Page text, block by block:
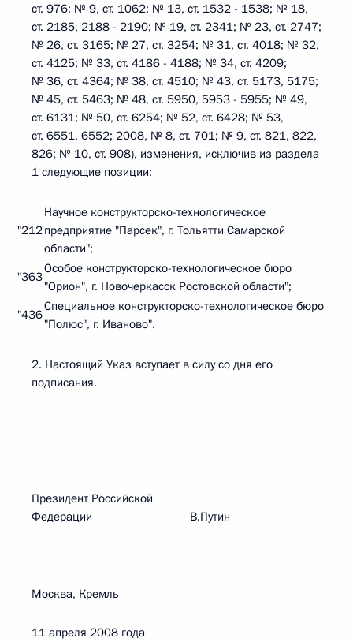
ст. 976; № 9, ст. 1062; № 13, ст. 1532 - 1538; № 18,
ст. 2185, 2188 - 2190; № 19, ст. 2341; № 23, ст. 2747;
№ 26, ст. 3165; № 27, ст. 3254; № 31, ст. 4018; № 32,
ст. 4125; № 33, ст. 4186 - 4188; № 34, ст. 4209;
№ 36, ст. 4364; № 38, ст. 4510; № 43, ст. 5173, 5175;
№ 45, ст. 5463; № 48, ст. 5950, 5953 - 5955; № 49,
ст. 6131; № 50, ст. 6254; № 52, ст. 6428; № 53,
ст. 6551, 6552; 2008, № 8, ст. 701; № 9, ст. 821, 822,
826; № 10, ст. 908), изменения, исключив из раздела
1 следующие позиции:
"212
Научное конструкторско-технологическое
предприятие "Парсек", г. Тольятти Самарской
области";
"363
Особое конструкторско-технологическое бюро
"Орион", г. Новочеркасск Ростовской области";
"436
Специальное конструкторско-технологическое бюро
"Полюс", г. Иваново".
2. Настоящий Указ вступает в силу со дня его
подписания.
Президент Российской
Федерации В.Путин
Москва, Кремль
11 апреля 2008 года